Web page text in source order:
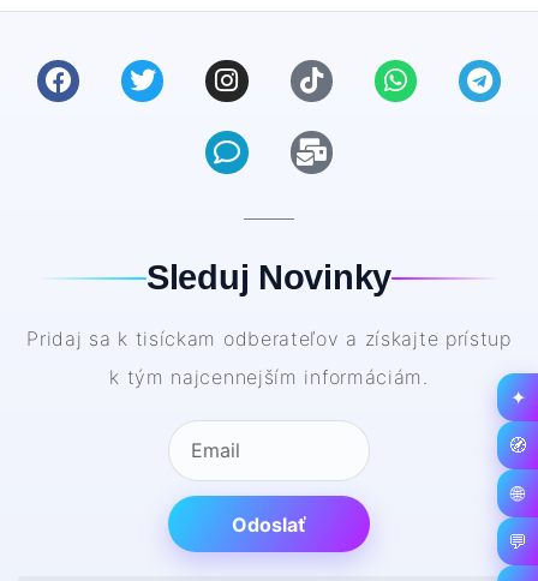
Sleduj Novinky
Pridaj sa k tisíckam odberateľov a získajte prístup
k tým najcennejším informáciám.
Odoslať
✦
🧭
🌐
💬